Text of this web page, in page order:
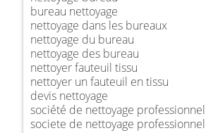
bureau nettoyage
nettoyage dans les bureaux
nettoyage du bureau
nettoyage des bureau
nettoyer fauteuil tissu
nettoyer un fauteuil en tissu
devis nettoyage
société de nettoyage professionnel
societe de nettoyage professionnel